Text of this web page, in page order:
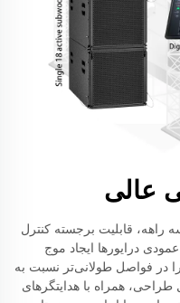
عالی
راهه، قابلیت برجسته کنترل
درایورها ایجاد موج
در فواصل طولانی‌تر نسبت به
همراه با هدایتگرهای